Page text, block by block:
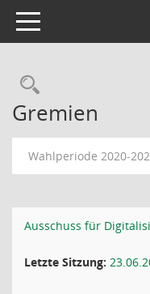
Toggle navigation
Gremien
Wahlperiode 2020-
Ausschuss für
Letzte Sitzung: